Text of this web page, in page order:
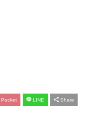
Pocket LINE Share